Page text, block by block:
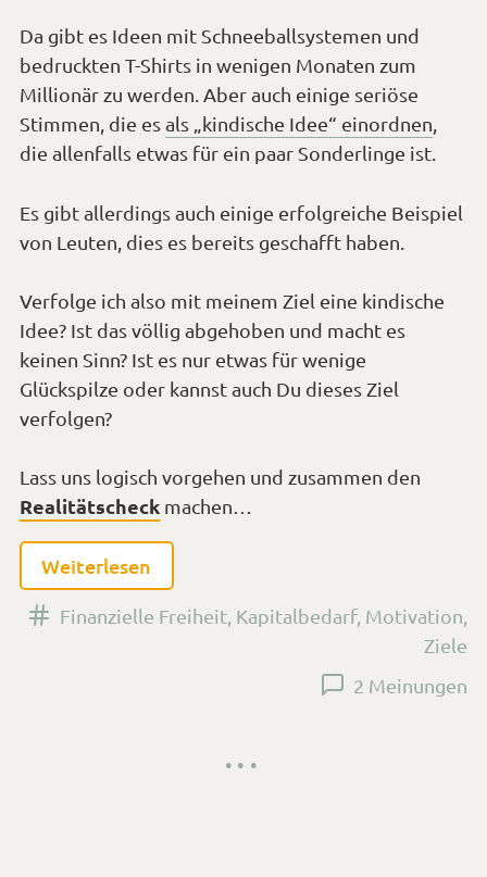
Es gibt allerdings auch einige erfolgreiche Beispiel
von Leuten, dies es bereits geschafft haben.
Verfolge ich also mit meinem Ziel eine kindische
keinen Sinn? Ist es nur etwas für wenige
Glückspilze oder kannst auch Du dieses Ziel
Lass uns logisch vorgehen und zusammen den
Realitätscheck machen…
Weiterlesen
mit
den
Tags